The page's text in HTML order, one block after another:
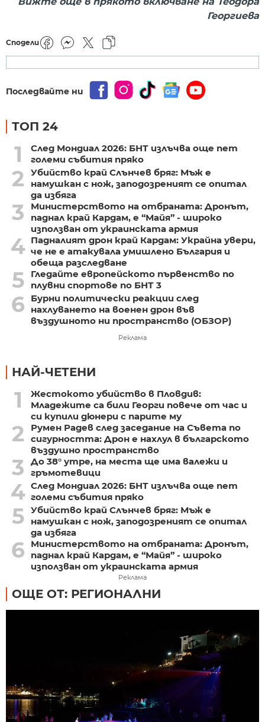
Георгиева
Сподели
Последвайте ни
ТОП 24
1
След Мондиал 2026: БНТ излъчва още пет
големи събития пряко
2
Убийство край Слънчев бряг: Мъж е
намушкан с нож, заподозреният се опитал
да избяга
3
Министерството на отбраната: Дронът,
паднал край Кардам, е “Майя” - широко
използван от украинската армия
4 Падналият дрон край Кардам: Украйна увери,
че не е атакувала умишлено България и
обеща разследване
5
Гледайте европейското първенство по
плувни спортове по БНТ 3
6
Бурни политически реакции след
нахлуването на военен дрон във
въздушното ни пространство (ОБЗОР)
Реклама
НАЙ-ЧЕТЕНИ
1
Жестокото убийство в Пловдив:
Младежите са били Георги повече от час и
си купили дюнери с парите му
2
Румен Радев след заседание на Съвета по
сигурността: Дрон е нахлул в българското
въздушно пространство
3
До 38° утре, на места ще има валежи и
гръмотевици
4 След Мондиал 2026: БНТ излъчва още пет
големи събития пряко
5 Убийство край Слънчев бряг: Мъж е
намушкан с нож, заподозреният се опитал
да избяга
6
Министерството на отбраната: Дронът,
паднал край Кардам, е “Майя” - широко
използван от украинската армия
Реклама
ОЩЕ ОТ: РЕГИОНАЛНИ